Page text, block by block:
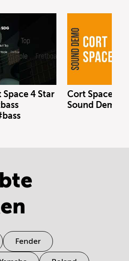
Space 4 Star
Cort Space 4
Sound Demo
Fender